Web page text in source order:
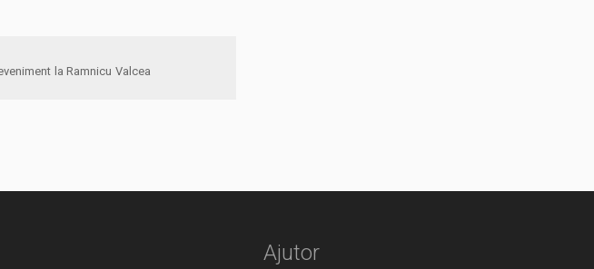
anunta-ma pe email cand apare urmatorul eveniment la Ramnicu Valcea
Ajutor